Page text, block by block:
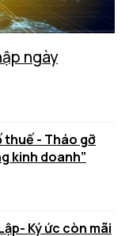
ngày
thuế - Tháo gỡ
kinh doanh”
Ký ức còn mãi